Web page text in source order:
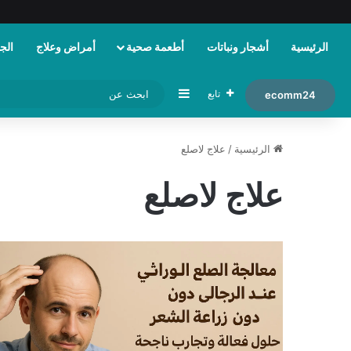
الرئيسية أشجار ونباتات أطعمة صحية أمراض وعلاج
ecomm24 تابع إضافة عمود جانبي
الرئيسية / علاج لاصلع
علاج لاصلع